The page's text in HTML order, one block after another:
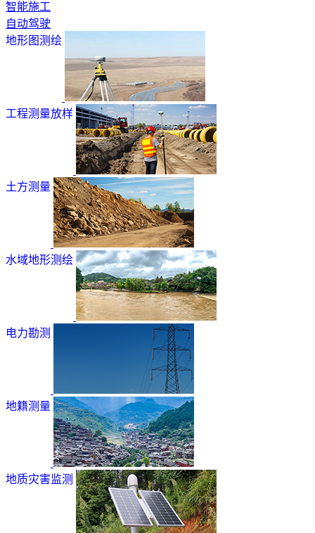
智能施工
自动驾驶
地形图测绘
工程测量放样
土方测量
水域地形测绘
电力勘测
地籍测量
地质灾害监测